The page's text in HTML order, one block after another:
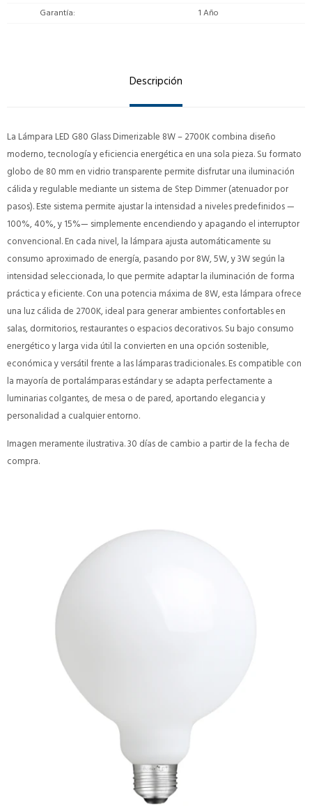
Garantía
1 Año
Descripción
La Lámpara LED G80 Glass Dimerizable 8W – 2700K combina diseño
moderno, tecnología y eficiencia energética en una sola pieza. Su formato
globo de 80 mm en vidrio transparente permite disfrutar una iluminación
cálida y regulable mediante un sistema de Step Dimmer (atenuador por
pasos). Este sistema permite ajustar la intensidad a niveles predefinidos —
100%, 40%, y 15%— simplemente encendiendo y apagando el interruptor
convencional. En cada nivel, la lámpara ajusta automáticamente su
consumo aproximado de energía, pasando por 8W, 5W, y 3W según la
intensidad seleccionada, lo que permite adaptar la iluminación de forma
práctica y eficiente. Con una potencia máxima de 8W, esta lámpara ofrece
una luz cálida de 2700K, ideal para generar ambientes confortables en
salas, dormitorios, restaurantes o espacios decorativos. Su bajo consumo
energético y larga vida útil la convierten en una opción sostenible,
económica y versátil frente a las lámparas tradicionales. Es compatible con
la mayoría de portalámparas estándar y se adapta perfectamente a
luminarias colgantes, de mesa o de pared, aportando elegancia y
personalidad a cualquier entorno.
Imagen meramente ilustrativa. 30 días de cambio a partir de la fecha de
compra.